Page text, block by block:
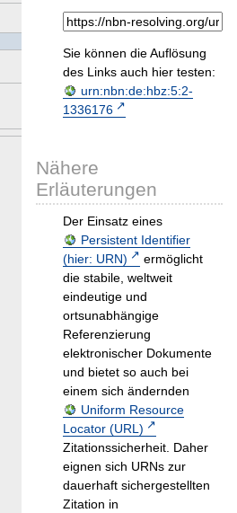
Sie können die Auflösung
des Links auch hier testen:
urn:nbn:de:hbz:5:2-
1336176
Nähere
Erläuterungen
Der Einsatz eines
Persistent Identifier
(hier: URN)
ermöglicht
die stabile, weltweit
eindeutige und
ortsunabhängige
Referenzierung
elektronischer Dokumente
und bietet so auch bei
einem sich ändernden
Uniform Resource
Locator (URL)
Zitationssicherheit. Daher
eignen sich URNs zur
dauerhaft sichergestellten
Zitation in